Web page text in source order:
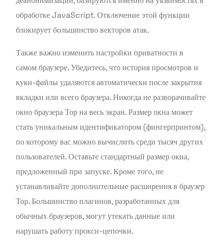
обработке JavaScript. Отключение этой функции
блокирует большинство векторов атак.
Также важно изменить настройки приватности в
самом браузере. Убедитесь, что история просмотров и
куки-файлы удаляются автоматически после закрытия
вкладки или всего браузера. Никогда не разворачивайте
окно браузера Тор на весь экран. Размер окна может
стать уникальным идентификатором (фингерпринтом),
по которому вас можно вычислить среди тысяч других
пользователей. Оставьте стандартный размер окна,
предложенный при запуске. Кроме того, не
устанавливайте дополнительные расширения в браузер
Тор. Большинство плагинов, разработанных для
обычных браузеров, могут утекать данные или
нарушать работу прокси-цепочки.